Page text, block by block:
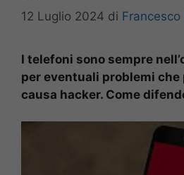
12 Luglio 2024 di
I telefoni sono sempre
per eventuali problemi che
causa hacker. Come